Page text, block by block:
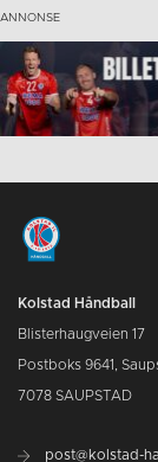
Kolstad Håndball
Blisterhaugveien 17
Postboks 9641,
7078 SAUPSTAD
post@kolstad-